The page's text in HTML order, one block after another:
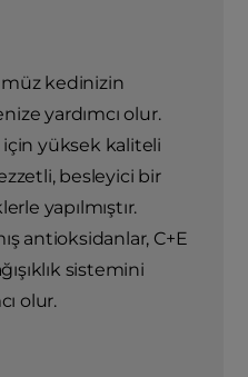
kedinizin
yardımcı olur.
için yüksek kaliteli
besleyici bir
yapılmıştır.
antioksidanlar, C+E
sistemini
olur.